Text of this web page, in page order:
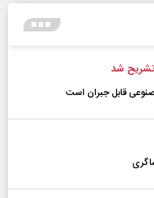
تشریح شد
قابل جبران است